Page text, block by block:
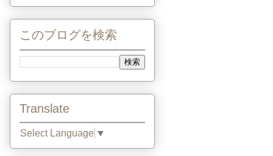
このブログを検索
Translate
Select Language ▼